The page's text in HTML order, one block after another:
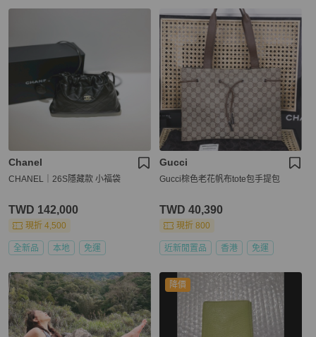
Chanel
CHANEL｜26S隱藏款 小福袋
TWD 142,000
現折 4,500
全新品 本地 免運
Gucci
Gucci棕色老花帆布tote包手提包
TWD 40,390
現折 800
近新閒置品 香港 免運
降價